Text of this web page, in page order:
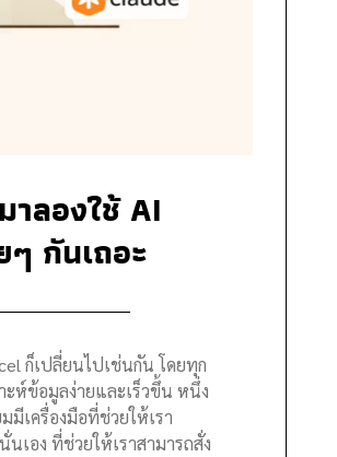
ลองใช้ AI
กันเถอะ
ก็เปลี่ยนไปเช่นกัน โดยทุก
ะห์ข้อมูลง่ายและเร็วขึ้น หนึ่ง
มีเครื่องมือที่ช่วยให้เรา
นเอง ที่ช่วยให้เราสามารถสั่ง